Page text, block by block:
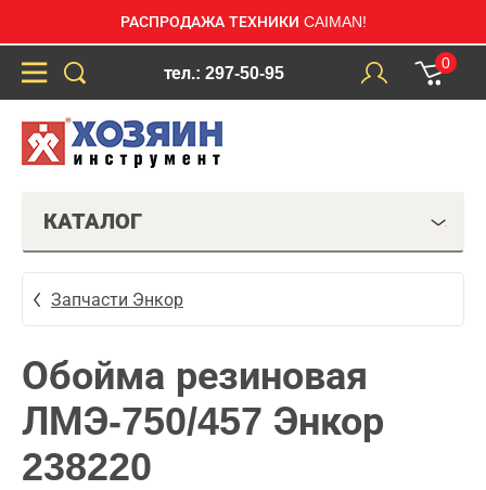
РАСПРОДАЖА ТЕХНИКИ CAIMAN!
тел.: 297-50-95
0
КАТАЛОГ
Запчасти Энкор
Обойма резиновая
ЛМЭ-750/457 Энкор
238220